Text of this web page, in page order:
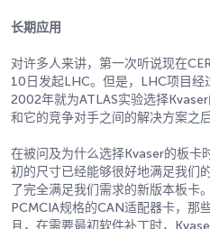
长期应用
对许多人来讲，第一次听说现在
10日发起LHC。但是，LHC项目经
2002年就为ATLAS实验选择
和它的竞争对手之间的解决方案之后
在被问及为什么选择Kvaser的板卡
初的尺寸已经能够很好地满足我们
了完全满足我们需求的新版本板卡
PCMCIA规格的CAN适配器卡，那
且，在需要最初软件补丁时，